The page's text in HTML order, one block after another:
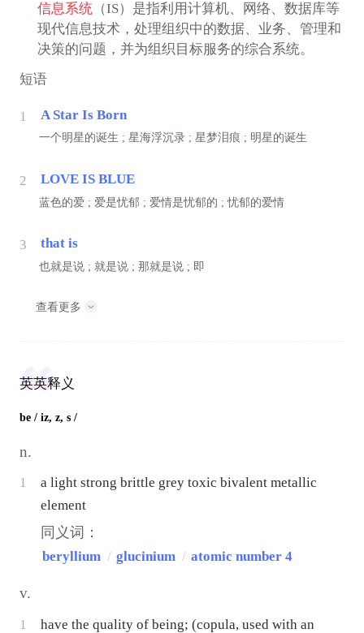
信息系统（IS）是指利用计算机、网络、数据库等
现代信息技术，处理组织中的数据、业务、管理和
决策的问题，并为组织目标服务的综合系统。
短语
1 A Star Is Born
一个明星的诞生 ; 星海浮沉录 ; 星梦泪痕 ; 明星的诞生
2 LOVE IS BLUE
蓝色的爱 ; 爱是忧郁 ; 爱情是忧郁的 ; 忧郁的爱情
3 that is
也就是说 ; 就是说 ; 那就是说 ; 即
查看更多
英英释义
be / iz, z, s /
n.
1
a light strong brittle grey toxic bivalent metallic
element
同义词：
beryllium / glucinium / atomic number 4
v.
1
have the quality of being; (copula, used with an